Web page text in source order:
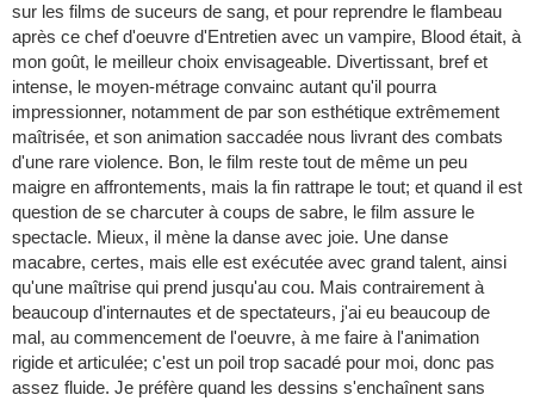
sur les films de suceurs de sang, et pour reprendre le flambeau
après ce chef d'oeuvre d'Entretien avec un vampire, Blood était, à
mon goût, le meilleur choix envisageable. Divertissant, bref et
intense, le moyen-métrage convainc autant qu'il pourra
impressionner, notamment de par son esthétique extrêmement
maîtrisée, et son animation saccadée nous livrant des combats
d'une rare violence. Bon, le film reste tout de même un peu
maigre en affrontements, mais la fin rattrape le tout; et quand il est
question de se charcuter à coups de sabre, le film assure le
spectacle. Mieux, il mène la danse avec joie. Une danse
macabre, certes, mais elle est exécutée avec grand talent, ainsi
qu'une maîtrise qui prend jusqu'au cou. Mais contrairement à
beaucoup d'internautes et de spectateurs, j'ai eu beaucoup de
mal, au commencement de l'oeuvre, à me faire à l'animation
rigide et articulée; c'est un poil trop sacadé pour moi, donc pas
assez fluide. Je préfère quand les dessins s'enchaînent sans